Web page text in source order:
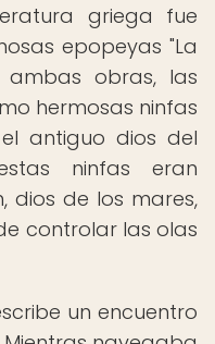
griega fue
epopeyas "La
ambas obras, las
hermosas ninfas
antiguo dios del
ninfas eran
dios de los mares,
controlar las olas
un encuentro